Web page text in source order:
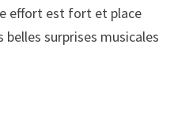
effort est fort et place
surprises musicales